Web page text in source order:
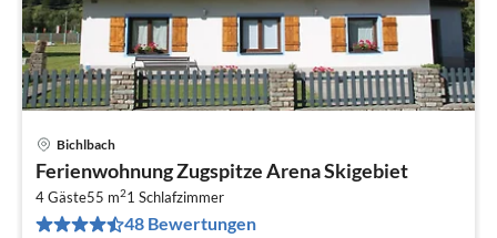
Bichlbach
Ferienwohnung Zugspitze Arena Skigebiet
4 Gäste55 m21 Schlafzimmer
48 Bewertungen